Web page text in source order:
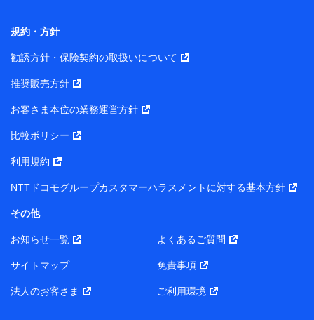
当社は株式会社NTTドコモ・フィナンシャルグループ
との間で、以下のとおり個人データを共同利用しま
す。
【共同して利用される利用データの項目】
当社または株式会社NTTドコモ・フィナンシャルグルー
の個人データ
基本情報
性、連絡先、dポイントサービスのご利用に関する情報。例
所、dポイント残高、dポイント利用履歴などが含まれます。
当社または株式会社NTTドコモ・フィナンシャルグループが
報。例として、当社または株式会社NTTドコモ・フィナンシ
履歴インターネット利用時の行動に関する情報、アプリケー
規約・方針
勧誘方針・保険契約の取扱いについて
推奨販売方針
お客さま本位の業務運営方針
比較ポリシー
利用規約
NTTドコモグループカスタマーハラスメントに対する基本方針
その他
お知らせ一覧 よくあるご質問
サイトマップ 免責事項
法人のお客さま ご利用環境